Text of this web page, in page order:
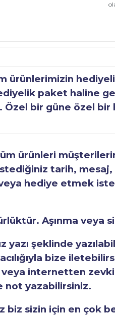
ürünlerimizin
paket haline
bir güne özel
ürünleri
tarih,
veya hediye etmek
Aşınma veya
yazı şeklinde
bize
internetten
not yazabilirsiniz.
sizin için en çok